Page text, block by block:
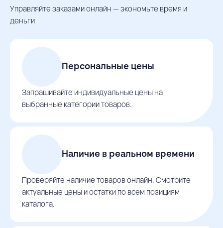
Управляйте заказами онлайн — экономьте время и
деньги
Персональные цены
Запрашивайте индивидуальные цены на
выбранные категории товаров.
Наличие в реальном времени
Проверяйте наличие товаров онлайн. Смотрите
актуальные цены и остатки по всем позициям
каталога.